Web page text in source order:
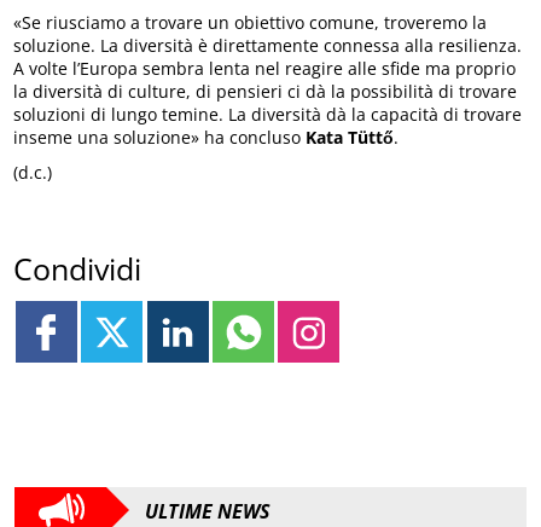
«Se riusciamo a trovare un obiettivo comune, troveremo la
soluzione. La diversità è direttamente connessa alla resilienza.
A volte l’Europa sembra lenta nel reagire alle sfide ma proprio
la diversità di culture, di pensieri ci dà la possibilità di trovare
soluzioni di lungo temine. La diversità dà la capacità di trovare
inseme una soluzione» ha concluso Kata Tüttő.
(d.c.)
Condividi
ULTIME NEWS